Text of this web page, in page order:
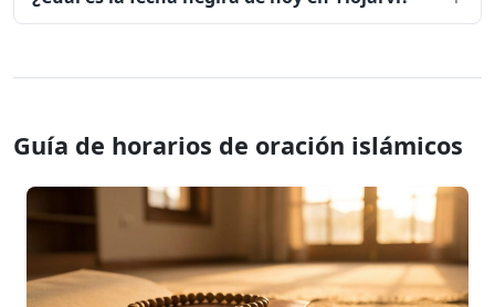
Guía de horarios de oración islámicos